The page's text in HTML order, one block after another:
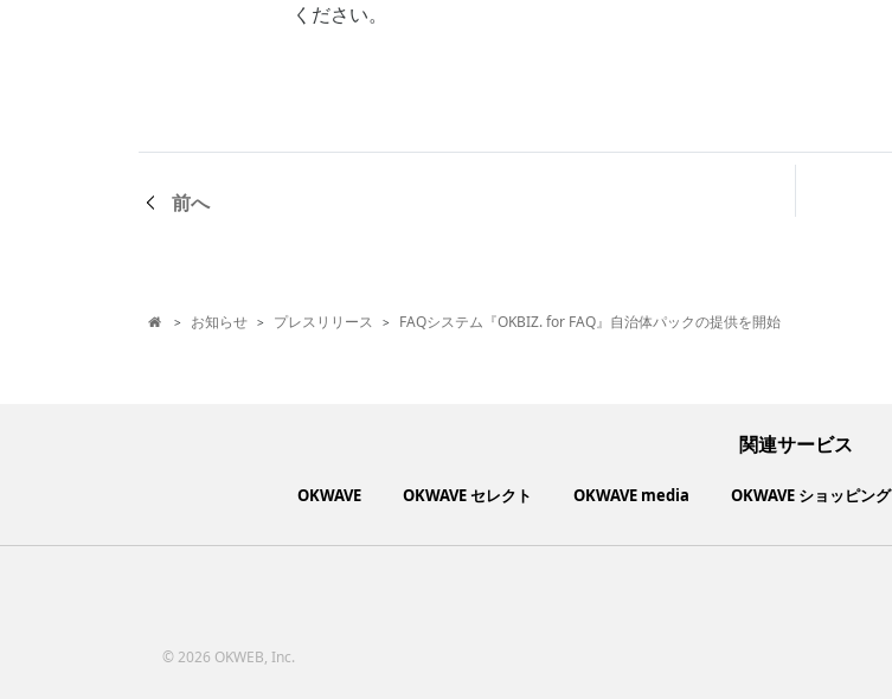
ください。
前へ
 > お知らせ > プレスリリース > FAQシステム『OKBIZ. for FAQ』自治体パックの提供を開始
関連サービス
OKWAVE OKWAVE セレクト OKWAVE media OKWAVE ショッピング
©2026 OKWEB, Inc.